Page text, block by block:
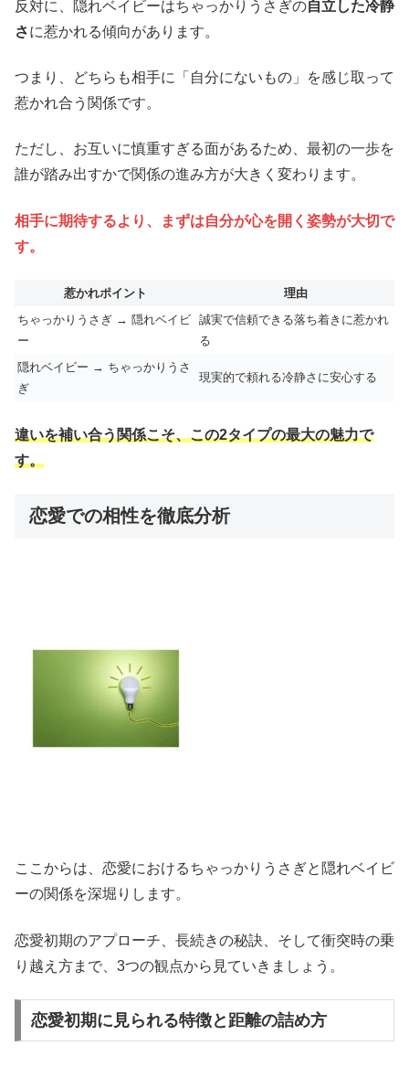
反対に、隠れベイビーはちゃっかりうさぎの自立した冷静
さに惹かれる傾向があります。
つまり、どちらも相手に「自分にないもの」を感じ取って
惹かれ合う関係です。
ただし、お互いに慎重すぎる面があるため、最初の一歩を
誰が踏み出すかで関係の進み方が大きく変わります。
相手に期待するより、まずは自分が心を開く姿勢が大切で
す。
惹かれポイント
理由
ちゃっかりうさぎ → 隠れベイビ
ー
誠実で信頼できる落ち着きに惹かれ
る
隠れベイビー → ちゃっかりうさ
ぎ
現実的で頼れる冷静さに安心する
違いを補い合う関係こそ、この2タイプの最大の魅力で
す。
恋愛での相性を徹底分析
ここからは、恋愛におけるちゃっかりうさぎと隠れベイビ
ーの関係を深堀りします。
恋愛初期のアプローチ、長続きの秘訣、そして衝突時の乗
り越え方まで、3つの観点から見ていきましょう。
恋愛初期に見られる特徴と距離の詰め方